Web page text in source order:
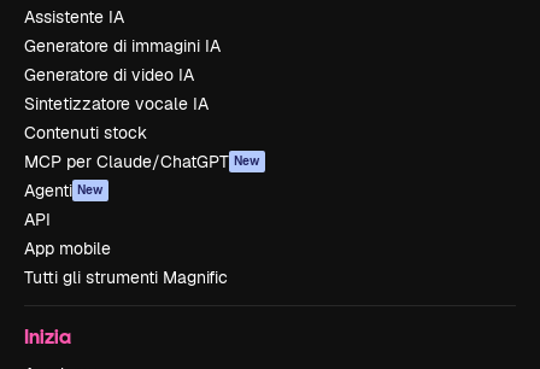
Assistente IA
Generatore di immagini IA
Generatore di video IA
Sintetizzatore vocale IA
Contenuti stock
MCP per Claude/ChatGPT New
Agenti New
API
App mobile
Tutti gli strumenti Magnific
Inizia